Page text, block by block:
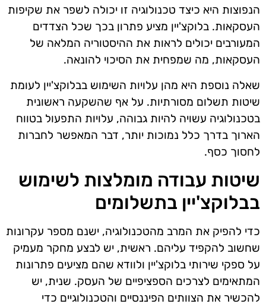
הנפוצות היא כיצד טכנולוגיה זו יכולה לשפר את שקיפות
העסקאות. בלוקצ'יין מציע פתרון בכך שכל הצדדים
המעורבים יכולים לראות את ההיסטוריה המלאה של
העסקאות, מה שמפחית את הסיכוי להונאה.
שאלה נוספת היא מהן עלויות השימוש בבלוקצ'יין לעומת
שיטות תשלום מסורתיות. על אף שהשקעה ראשונית
בטכנולוגיה עשויה להיות גבוהה, עלויות התפעול בטווח
הארוך בדרך כלל נמוכות יותר, דבר המאפשר לחברות
לחסוך כסף.
שיטות עבודה מומלצות לשימוש
בבלוקצ'יין בתשלומים
כדי להפיק את המרב מהטכנולוגיה, ישנם מספר עקרונות
שחשוב להקפיד עליהם. ראשית, יש לבצע מחקר מעמיק
על ספקי שירותי בלוקצ'יין ולוודא שהם מציעים פתרונות
המתאימים לצרכים הספציפיים של העסק. שנית, יש
להכשיר את הצוותים הפיננסיים והטכנולוגיים כדי